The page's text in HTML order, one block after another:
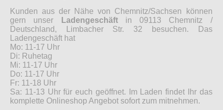
Kunden aus der Nähe von Chemnitz/Sachsen können
gern unser
Ladengeschäftin 09113 Chemnitz /
Deutschland, Limbacher Str. 32 besuchen. Das
Ladengeschäft hat
Mo: 11-17 Uhr
Di: Ruhetag
Mi: 11-17 Uhr
Do: 11-17 Uhr
Fr: 11-18 Uhr
Sa: 11-13 Uhr für euch geöffnet. Im Laden findet Ihr das
komplette Onlineshop Angebot sofort zum mitnehmen.